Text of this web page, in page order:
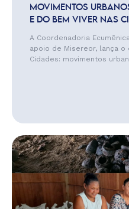
MOVIMENTOS
E DO BEM VIVER NAS
A Coordenadoria
apoio de Misereor, lança o
Cidades: movimentos